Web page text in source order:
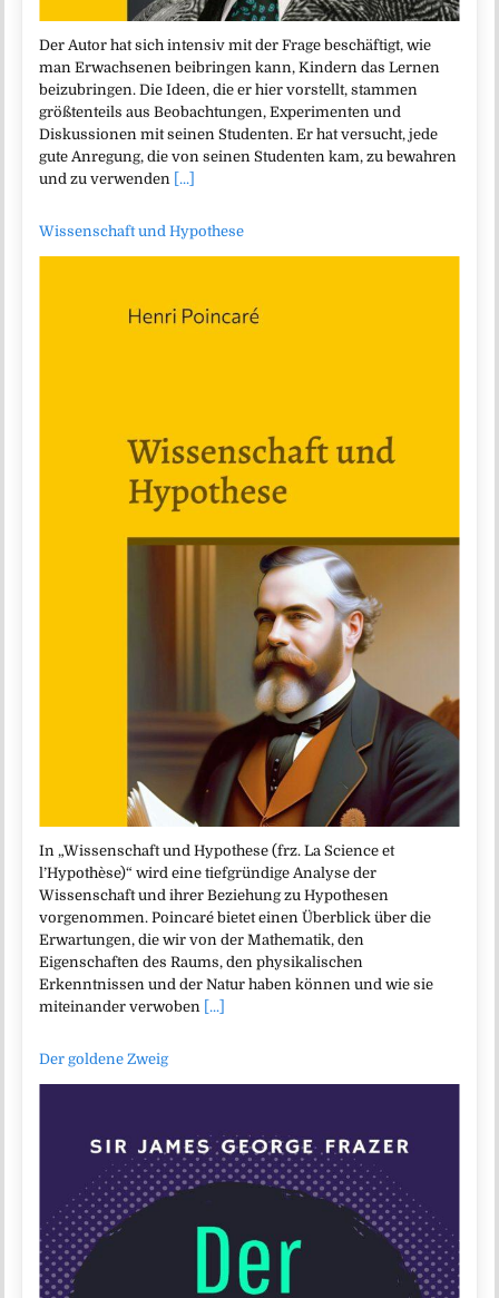
Der Autor hat sich intensiv mit der Frage beschäftigt, wie
man Erwachsenen beibringen kann, Kindern das Lernen
beizubringen. Die Ideen, die er hier vorstellt, stammen
größtenteils aus Beobachtungen, Experimenten und
Diskussionen mit seinen Studenten. Er hat versucht, jede
gute Anregung, die von seinen Studenten kam, zu bewahren
und zu verwenden [...]
Wissenschaft und Hypothese
In „Wissenschaft und Hypothese (frz. La Science et
l’Hypothèse)“ wird eine tiefgründige Analyse der
Wissenschaft und ihrer Beziehung zu Hypothesen
vorgenommen. Poincaré bietet einen Überblick über die
Erwartungen, die wir von der Mathematik, den
Eigenschaften des Raums, den physikalischen
Erkenntnissen und der Natur haben können und wie sie
miteinander verwoben [...]
Der goldene Zweig